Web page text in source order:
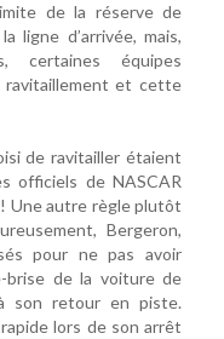
de la réserve de
ligne d’arrivée, mais,
certaines équipes
et cette
de ravitailler étaient
officiels de NASCAR
! Une autre règle plutôt
Bergeron,
pour ne pas avoir
brise de la voiture de
son retour en piste.
lors de son arrêt